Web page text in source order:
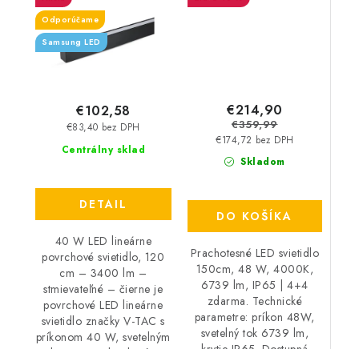
Odporúčame
Samsung LED
Centrálny sklad
€83,40 bez DPH
€102,58
DETAIL
40 W LED lineárne
povrchové svietidlo, 120
cm – 3400 lm –
stmievateľné – čierne je
povrchové LED lineárne
svietidlo značky V-TAC s
príkonom 40 W, svetelným
Skladom
€174,72 bez DPH
€214,90
€359,99
DO KOŠÍKA
Prachotesné LED svietidlo
150cm, 48 W, 4000K,
6739 lm, IP65 | 4+4
zdarma. Technické
parametre: príkon 48W,
svetelný tok 6739 lm,